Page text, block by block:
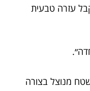
עזרה טבעית
מנוצל בצורה